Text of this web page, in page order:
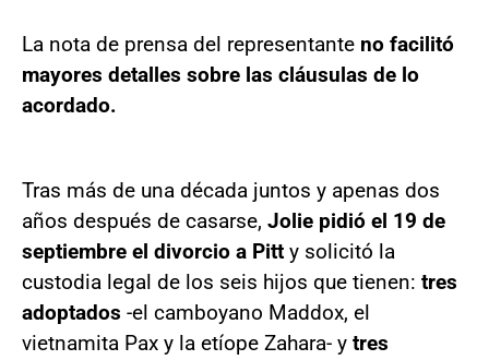
La nota de prensa del representante no facilitó
mayores detalles sobre las cláusulas de lo
acordado.
Tras más de una década juntos y apenas dos
años después de casarse, Jolie pidió el 19 de
septiembre el divorcio a Pitt y solicitó la
custodia legal de los seis hijos que tienen: tres
adoptados -el camboyano Maddox, el
vietnamita Pax y la etíope Zahara- y tres